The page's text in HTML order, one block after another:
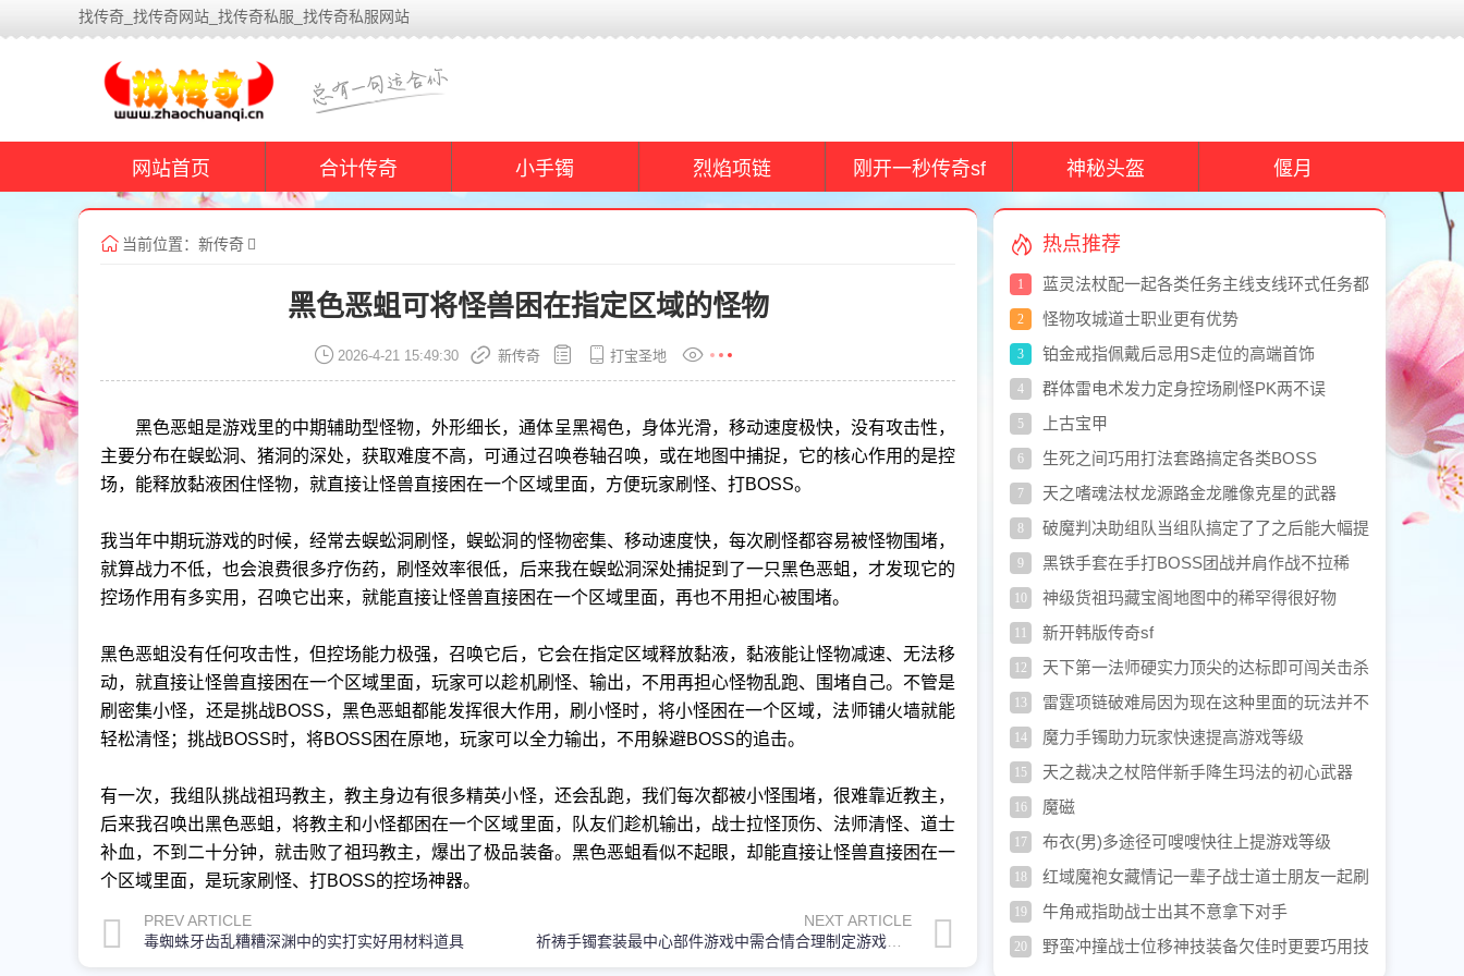
找传奇_找传奇网站_找传奇私服_找传奇私服网站
网站首页 合计传奇 小手镯 烈焰项链 刚开一秒传奇sf 神秘头盔 偃月
当前位置： 新传奇
黑色恶蛆可将怪兽困在指定区域的怪物
2026-4-21 15:49:30 新传奇 打宝圣地
黑色恶蛆是游戏里的中期辅助型怪物，外形细长，通体呈黑褐色，身体光滑，移动速度极快，没有攻击性，
主要分布在蜈蚣洞、猪洞的深处，获取难度不高，可通过召唤卷轴召唤，或在地图中捕捉，它的核心作用的是控
场，能释放黏液困住怪物，就直接让怪兽直接困在一个区域里面，方便玩家刷怪、打BOSS。
我当年中期玩游戏的时候，经常去蜈蚣洞刷怪，蜈蚣洞的怪物密集、移动速度快，每次刷怪都容易被怪物围堵，
就算战力不低，也会浪费很多疗伤药，刷怪效率很低，后来我在蜈蚣洞深处捕捉到了一只黑色恶蛆，才发现它的
控场作用有多实用，召唤它出来，就能直接让怪兽直接困在一个区域里面，再也不用担心被围堵。
黑色恶蛆没有任何攻击性，但控场能力极强，召唤它后，它会在指定区域释放黏液，黏液能让怪物减速、无法移
动，就直接让怪兽直接困在一个区域里面，玩家可以趁机刷怪、输出，不用再担心怪物乱跑、围堵自己。不管是
刷密集小怪，还是挑战BOSS，黑色恶蛆都能发挥很大作用，刷小怪时，将小怪困在一个区域，法师铺火墙就能
轻松清怪；挑战BOSS时，将BOSS困在原地，玩家可以全力输出，不用躲避BOSS的追击。
有一次，我组队挑战祖玛教主，教主身边有很多精英小怪，还会乱跑，我们每次都被小怪围堵，很难靠近教主，
后来我召唤出黑色恶蛆，将教主和小怪都困在一个区域里面，队友们趁机输出，战士拉怪顶伤、法师清怪、道士
补血，不到二十分钟，就击败了祖玛教主，爆出了极品装备。黑色恶蛆看似不起眼，却能直接让怪兽直接困在一
个区域里面，是玩家刷怪、打BOSS的控场神器。
PREV ARTICLE
毒蜘蛛牙齿乱糟糟深渊中的实打实好用材料道具
NEXT ARTICLE
祈祷手镯套装最中心部件游戏中需合情合理制定游戏规则
热点推荐
1
蓝灵法杖配一起各类任务主线支线环式任务都
能不费劲扛得住
2 怪物攻城道士职业更有优势
3 铂金戒指佩戴后忌用S走位的高端首饰
4 群体雷电术发力定身控场刷怪PK两不误
5 上古宝甲
6 生死之间巧用打法套路搞定各类BOSS
7 天之嗜魂法杖龙源路金龙雕像克星的武器
8
破魔判决助组队当组队搞定了了之后能大幅提
升效率
9 黑铁手套在手打BOSS团战并肩作战不拉稀
10 神级货祖玛藏宝阁地图中的稀罕得很好物
11 新开韩版传奇sf
12
天下第一法师硬实力顶尖的达标即可闯关击杀
赢有面子
13
雷霆项链破难局因为现在这种里面的玩法并不
是那麽不费劲就直来直去可以实现的
14 魔力手镯助力玩家快速提高游戏等级
15 天之裁决之杖陪伴新手降生玛法的初心武器
16 魔磁
17 布衣(男)多途径可嗖嗖快往上提游戏等级
18
红域魔袍女藏情记一辈子战士道士朋友一起刷
怪的岁月
19 牛角戒指助战士出其不意拿下对手
20
野蛮冲撞战士位移神技装备欠佳时更要巧用技